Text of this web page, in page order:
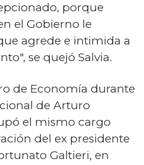
porque
el Gobierno le
agrede e intimida a
se quejó Salvia.
de Economía durante
de Arturo
el mismo cargo
del ex presidente
Galtieri, en